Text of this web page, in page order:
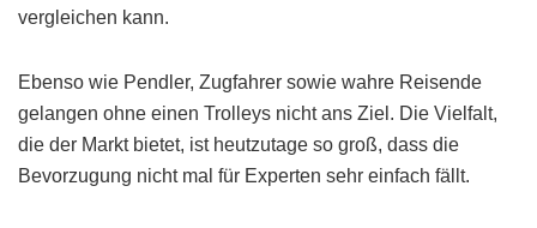
vergleichen kann.
Ebenso wie Pendler, Zugfahrer sowie wahre Reisende
gelangen ohne einen Trolleys nicht ans Ziel. Die Vielfalt,
die der Markt bietet, ist heutzutage so groß, dass die
Bevorzugung nicht mal für Experten sehr einfach fällt.